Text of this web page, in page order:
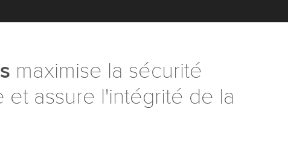
maximise la sécurité
assure l'intégrité de la